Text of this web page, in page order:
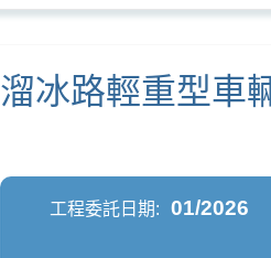
溜冰路輕重型車
工程委託日期: 01/2026